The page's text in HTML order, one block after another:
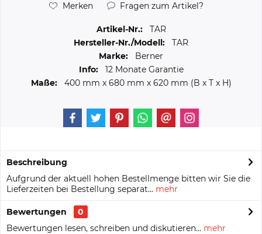
Merken Fragen zum Artikel?
Artikel-Nr.:
TAR
Hersteller-Nr./Modell:
TAR
Marke:
Berner
Info:
12 Monate Garantie
Maße:
400 mm x 680 mm x 620 mm (B x T x H)
Beschreibung
Aufgrund der aktuell hohen Bestellmenge bitten wir Sie die
Lieferzeiten bei Bestellung separat... mehr
Bewertungen
0
Bewertungen lesen, schreiben und diskutieren... mehr